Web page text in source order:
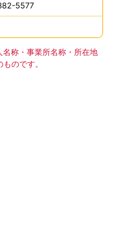
5577
げは以上です。
称・事業所名称・所在地
のです。